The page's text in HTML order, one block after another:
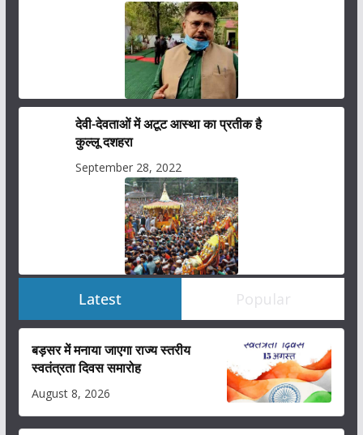
देवी-देवताओं में अटूट आस्था का प्रतीक है
कुल्लू दशहरा
September 28, 2022
Latest Popular
बड़सर में मनाया जाएगा राज्य स्तरीय
स्वतंत्रता दिवस समारोह
August 8, 2026